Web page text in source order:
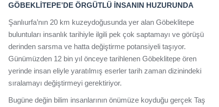
GÖBEKLİTEPE’DE ÖRGÜTLÜ İNSANIN HUZURUNDA
Şanlıurfa’nın 20 km kuzeydoğusunda yer alan Göbeklitepe
buluntuları insanlık tarihiyle ilgili pek çok saptamayı ve görüşü
derinden sarsma ve hatta değiştirme potansiyeli taşıyor.
Günümüzden 12 bin yıl önceye tarihlenen Göbeklitepe ören
yerinde insan eliyle yaratılmış eserler tarih zaman dizinindeki
sıralamayı değiştirmeyi gerektiriyor.
Bugüne değin bilim insanlarının önümüze koyduğu gerçek Taş